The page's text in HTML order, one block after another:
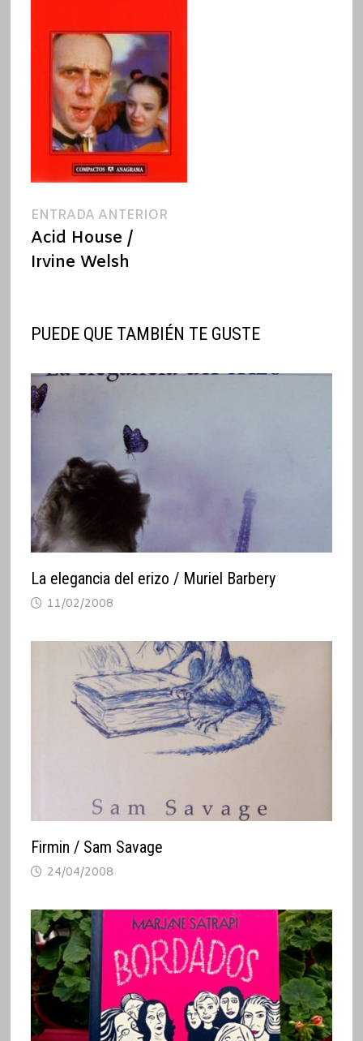
Navegación
de
ENTRADA ANTERIOREntrada
Acid House /
Irvine Welsh
PUEDE QUE TAMBIÉN TE GUSTE
La elegancia del erizo / Muriel Barbery
11/02/2008
Firmin / Sam Savage
24/04/2008